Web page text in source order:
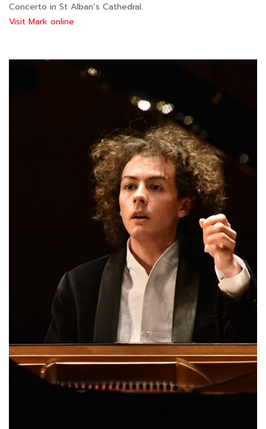
Concerto in St Alban’s Cathedral.
Visit Mark online